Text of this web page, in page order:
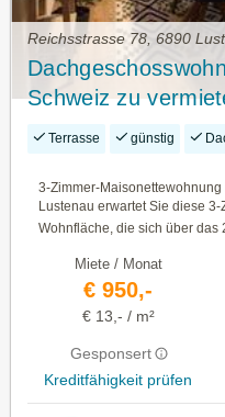
Reichsstrasse 78, 6890
Schweiz zu
Terrasse günstig
3-Zimmer-
Lustenau erwartet Sie diese
Wohnfläche, die sich über das
Miete / Monat
€ 950,-
€ 13,- / m²
Gesponsert
Kreditfähigkeit prüfen